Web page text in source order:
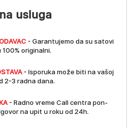
usluga
- Garantujemo da su satovi
originalni.
- Isporuka može biti na vašoj
2-3 radna dana.
- Radno vreme Call centra pon-
na upit u roku od 24h.